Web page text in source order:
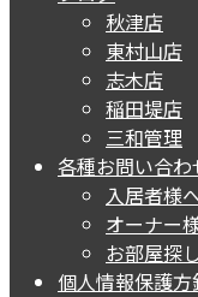
秋津店
東村山店
志木店
稲田堤店
三和管理
各種お問い合わ
入居者様
オーナー
お部屋探
個人情報保護方